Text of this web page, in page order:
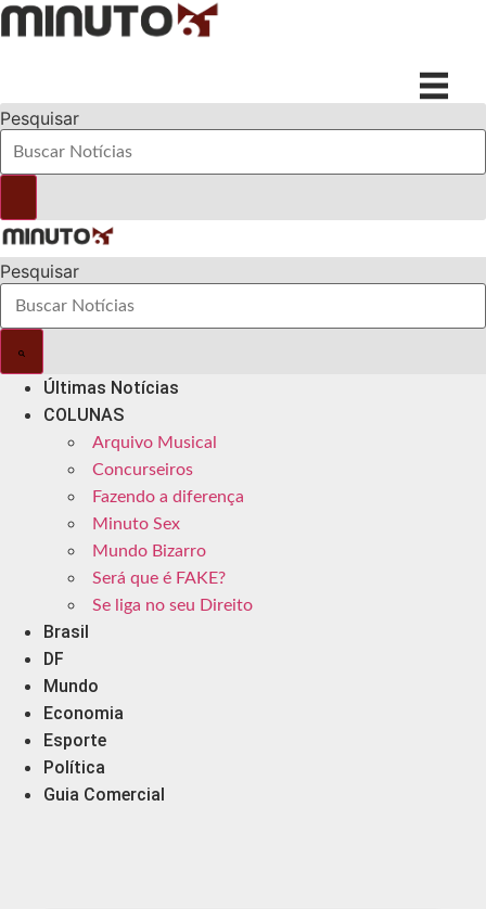
Ir
para
Pesquisar
Pesquisar
Últimas Notícias
COLUNAS
Arquivo Musical
Concurseiros
Fazendo a diferença
Minuto Sex
Mundo Bizarro
Será que é FAKE?
Se liga no seu Direito
Brasil
DF
Mundo
Economia
Esporte
Política
Guia Comercial